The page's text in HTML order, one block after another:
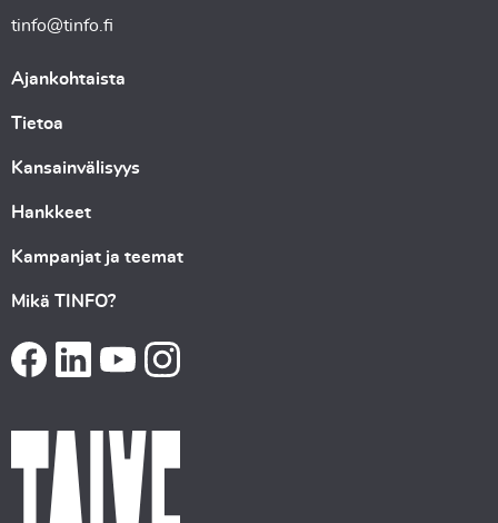
tinfo@tinfo.fi
Ajankohtaista
Tietoa
Kansainvälisyys
Hankkeet
Kampanjat ja teemat
Mikä TINFO?